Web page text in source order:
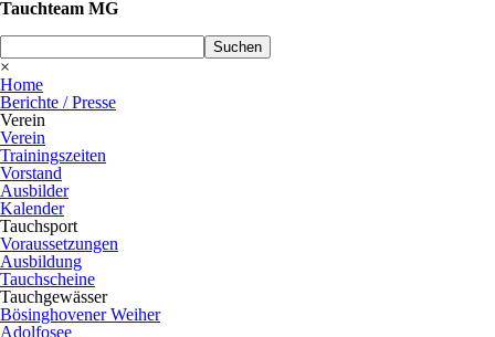
Tauchteam MG
Suchen
×
Home
Berichte / Presse
Verein
Verein
Trainingszeiten
Vorstand
Ausbilder
Kalender
Tauchsport
Voraussetzungen
Ausbildung
Tauchscheine
Tauchgewässer
Bösinghovener Weiher
Adolfosee